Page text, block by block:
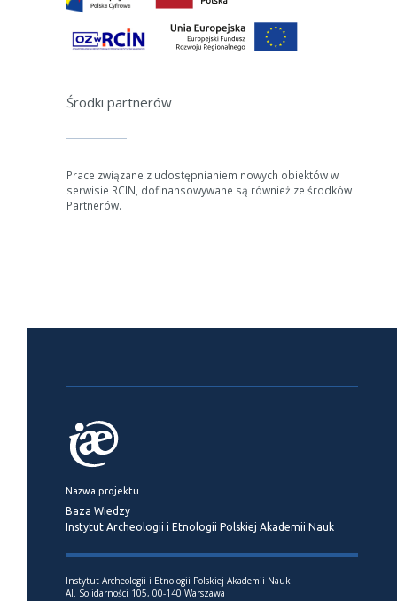
Środki partnerów
Prace związane z udostępnianiem nowych obiektów w
serwisie RCIN, dofinansowywane są również ze środków
Partnerów.
Nazwa projektu
Baza Wiedzy
Instytut Archeologii i Etnologii Polskiej Akademii Nauk
Instytut Archeologii i Etnologii Polskiej Akademii Nauk
Al. Solidarności 105, 00-140 Warszawa